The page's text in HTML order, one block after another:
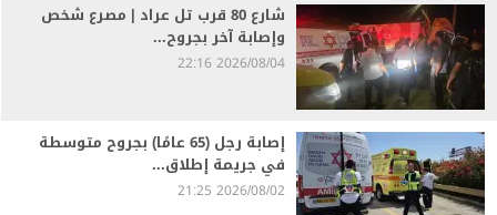
شارع 80 قرب تل عراد | مصرع شخص
وإصابة آخر بجروح...
2026/08/04 22:16
إصابة رجل (65 عامًا) بجروح متوسطة
في جريمة إطلاق...
2026/08/02 21:25